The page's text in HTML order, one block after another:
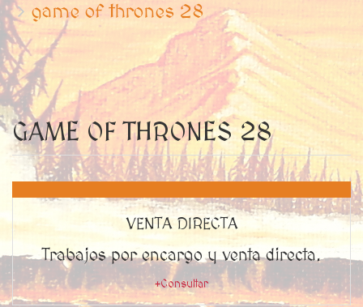
game of thrones 28
GAME OF THRONES 28
VENTA DIRECTA
Trabajos por encargo y venta directa.
+Consultar